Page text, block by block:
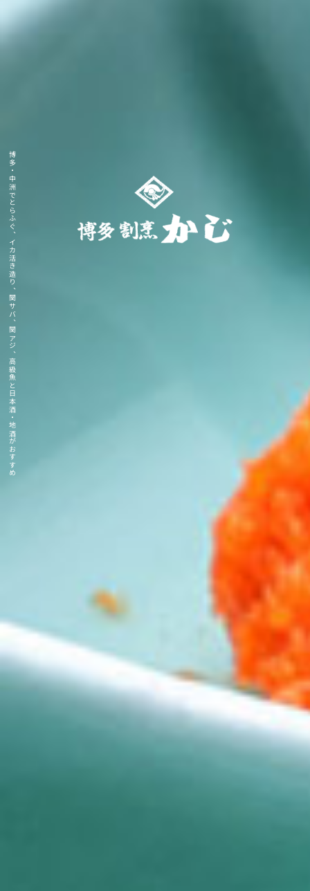
博多・中洲でとらふぐ、イカ活き造り、関サバ、関アジ、高級魚と日本酒・地酒がおすすめ